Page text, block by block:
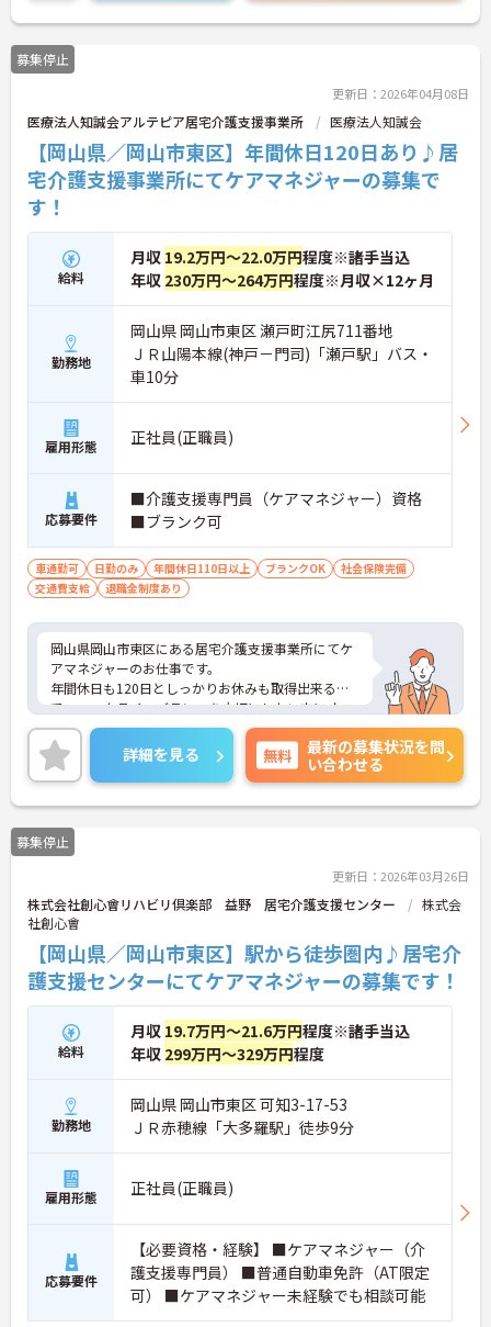
募集停止
更新日：2026年04月08日
医療法人知誠会アルテピア居宅介護支援事業所 医療法人知誠会
【岡山県／岡山市東区】年間休日120日あり♪居
宅介護支援事業所にてケアマネジャーの募集で
す！
給料
月収 19.2万円～22.0万円程度※諸手当込
年収 230万円～264万円程度※月収×12ヶ月
勤務地
岡山県 岡山市東区 瀬戸町江尻711番地
ＪＲ山陽本線(神戸－門司)「瀬戸駅」バス・
車10分
雇用形態 正社員(正職員)
応募要件
■介護支援専門員（ケアマネジャー）資格
■ブランク可
車通勤可 日勤のみ 年間休日110日以上 ブランクOK
社会保険完備
交通費支給
退職金制度あり
岡山県岡山市東区にある居宅介護支援事業所にてケ
アマネジャーのお仕事です。
年間休日も120日としっかりお休みも取得出来るの
で、ワークライフバランスを大切にしたい方にオス
スメです◎
ご興味ある方には、面接対策ポイントなど、さらに
詳細をお話しいたしますのでお気軽にご相談くださ
い。
詳細を見る 無料
最新の募集状況を問
い合わせる
募集停止
更新日：2026年03月26日
株式会社創心會リハビリ倶楽部 益野 居宅介護支援センター
株式会
社創心會
【岡山県／岡山市東区】駅から徒歩圏内♪居宅介
護支援センターにてケアマネジャーの募集です！
給料
月収 19.7万円～21.6万円程度※諸手当込
年収 299万円～329万円程度
勤務地
岡山県 岡山市東区 可知3-17-53
ＪＲ赤穂線「大多羅駅」徒歩9分
雇用形態 正社員(正職員)
応募要件
【必要資格・経験】 ■ケアマネジャー（介
護支援専門員） ■普通自動車免許（AT限定
可） ■ケアマネジャー未経験でも相談可能